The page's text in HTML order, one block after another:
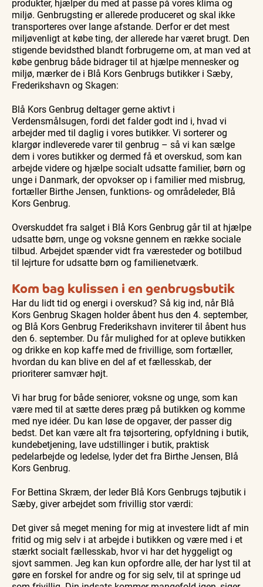
produkter, hjælper du med at passe på vores klima og
miljø. Genbrugsting er allerede produceret og skal ikke
transporteres over lange afstande. Derfor er det mest
miljøvenligt at købe ting, der allerede har været brugt. Den
stigende bevidsthed blandt forbrugerne om, at man ved at
købe genbrug både bidrager til at hjælpe mennesker og
miljø, mærker de i Blå Kors Genbrugs butikker i Sæby,
Frederikshavn og Skagen:
Blå Kors Genbrug deltager gerne aktivt i
Verdensmålsugen, fordi det falder godt ind i, hvad vi
arbejder med til daglig i vores butikker. Vi sorterer og
klargør indleverede varer til genbrug – så vi kan sælge
dem i vores butikker og dermed få et overskud, som kan
arbejde videre og hjælpe socialt udsatte familier, børn og
unge i Danmark, der opvokser op i familier med misbrug,
fortæller Birthe Jensen, funktions- og områdeleder, Blå
Kors Genbrug.
Overskuddet fra salget i Blå Kors Genbrug går til at hjælpe
udsatte børn, unge og voksne gennem en række sociale
tilbud. Arbejdet spænder vidt fra væresteder og botilbud
til lejrture for udsatte børn og familienetværk.
Kom bag kulissen i en genbrugsbutik
Har du lidt tid og energi i overskud? Så kig ind, når Blå
Kors Genbrug Skagen holder åbent hus den 4. september,
og Blå Kors Genbrug Frederikshavn inviterer til åbent hus
den 6. september. Du får mulighed for at opleve butikken
og drikke en kop kaffe med de frivillige, som fortæller,
hvordan du kan blive en del af et fællesskab, der
prioriterer samvær højt.
Vi har brug for både seniorer, voksne og unge, som kan
være med til at sætte deres præg på butikken og komme
med nye idéer. Du kan løse de opgaver, der passer dig
bedst. Det kan være alt fra tøjsortering, opfyldning i butik,
kundebetjening, lave udstillinger i butik, praktisk
pedelarbejde og ledelse, lyder det fra Birthe Jensen, Blå
Kors Genbrug.
For Bettina Skræm, der leder Blå Kors Genbrugs tøjbutik i
Sæby, giver arbejdet som frivillig stor værdi:
Det giver så meget mening for mig at investere lidt af min
fritid og mig selv i at arbejde i butikken og være med i et
stærkt socialt fællesskab, hvor vi har det hyggeligt og
sjovt sammen. Jeg kan kun opfordre alle, der har lyst til at
gøre en forskel for andre og for sig selv, til at springe ud